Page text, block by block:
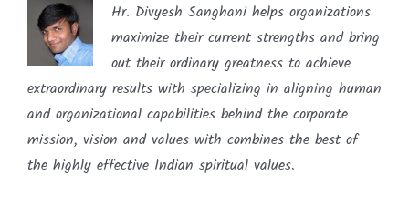
Hr. Divyesh Sanghani helps organizations
maximize their current strengths and bring
out their ordinary greatness to achieve
extraordinary results with specializing in aligning human
and organizational capabilities behind the corporate
mission, vision and values with combines the best of
the highly effective Indian spiritual values.